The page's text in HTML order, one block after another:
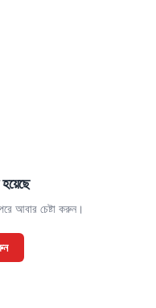
আবার চেষ্টা করুন।